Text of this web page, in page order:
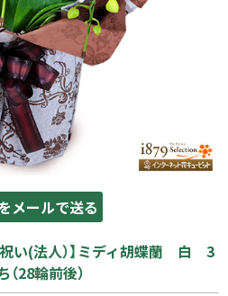
メールで送る
祝い(法人）】ミディ胡蝶蘭 白 3
（28輪前後）